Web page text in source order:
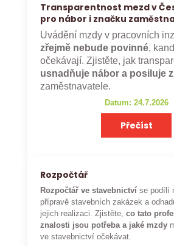
Transparentnost mezd v
pro nábor i značku
Uvádění mzdy v pracovních
zřejmě nebude povinné,
očekávají. Zjistěte, jak
usnadňuje nábor a posiluje
zaměstnavatele.
Datum: 24.7.2026
Přečíst
Rozpočtář
Rozpočtář ve stavebnictví se podílí
přípravě stavebních zakázek a
jejich realizaci. Zjistěte,co tato
znalosti jsou potřeba a jaké mzdy
ve stavebnictví očekávat.